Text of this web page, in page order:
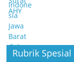
Rubrik Spesial